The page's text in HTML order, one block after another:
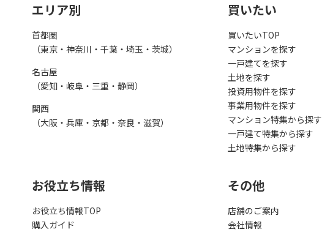
エリア別
首都圏
（東京・神奈川・千葉・埼玉・茨城）
名古屋
（愛知・岐阜・三重・静岡）
関西
（大阪・兵庫・京都・奈良・滋賀）
買いたい
買いたいTOP
マンションを探す
一戸建てを探す
土地を探す
投資用物件を探す
事業用物件を探す
マンション特集から探す
一戸建て特集から探す
土地特集から探す
お役立ち情報
お役立ち情報TOP
購入ガイド
その他
店舗のご案内
会社情報